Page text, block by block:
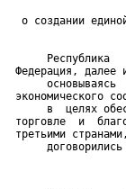
о создании
Республика
Федерация, далее
основываясь
экономического
в  целях
торговле  и
третьими
договорились